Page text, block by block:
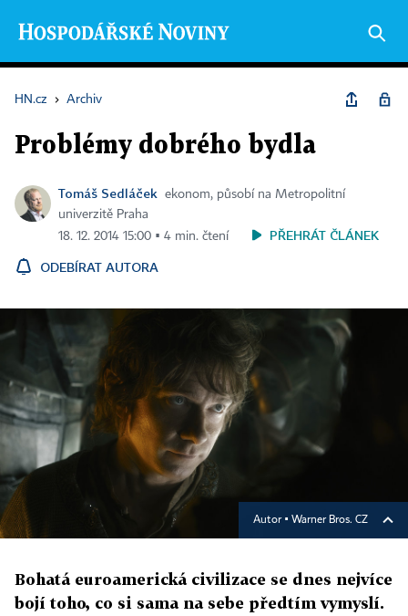
HN.cz › Archiv
Problémy dobrého bydla
Tomáš Sedláček
ekonom, působí na Metropolitní
univerzitě Praha
18. 12. 2014 15:00 ▪ 4 min. čtení
PŘEHRÁT ČLÁNEK
ODEBÍRAT AUTORA
Autor ▪ Warner Bros. CZ
Bohatá euroamerická civilizace se dnes nejvíce
bojí toho, co si sama na sebe předtím vymyslí.